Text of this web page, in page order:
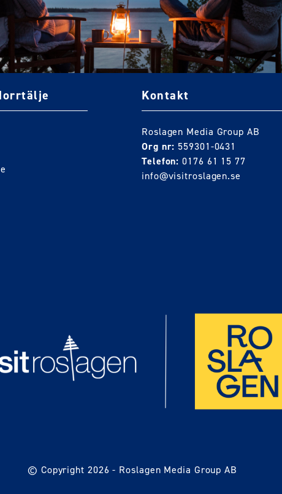
Kontakt
Roslagen Media Group AB
Org nr: 559301-0431
Telefon: 0176 61 15 77
info@visitroslagen.se
© Copyright 2026 - Roslagen Media Group AB